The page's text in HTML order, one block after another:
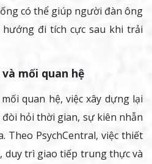
có thể giúp người đàn ông
đi tích cực sau khi trải
mối quan hệ
quan hệ, việc xây dựng lại
hỏi thời gian, sự kiên nhẫn
Theo PsychCentral, việc thiết
duy trì giao tiếp trung thực và